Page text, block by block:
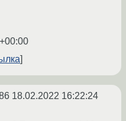
18.02.2022 16:22:24